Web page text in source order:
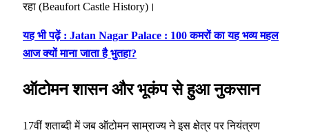
रहा (Beaufort Castle History)।
यह भी पढ़ें : Jatan Nagar Palace : 100 कमरों का यह भव्य महल
आज क्यों माना जाता है भुतहा?
ऑटोमन शासन और भूकंप से हुआ नुकसान
17वीं शताब्दी में जब ऑटोमन साम्राज्य ने इस क्षेत्र पर नियंत्रण